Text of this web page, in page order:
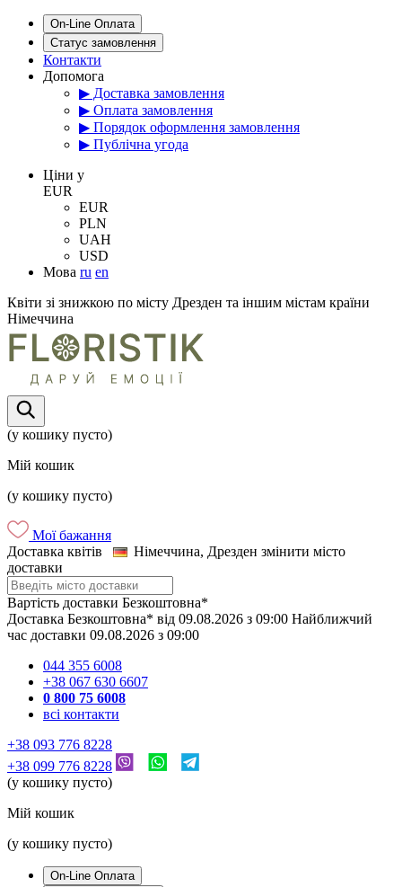
On-Line Оплата
Статус замовлення
Контакти
Допомога
▶ Доставка замовлення
▶ Оплата замовлення
▶ Порядок оформлення замовлення
▶ Публічна угода
Цiни у
EUR
EUR
PLN
UAH
USD
Мова ru en
Квіти зі знижкою по місту Дрезден та іншим містам країни
Німеччина
(у кошику пусто)
Мій кошик
(у кошику пусто)
Мої бажання
Доставка квітів
Німеччина, Дрезден змінити місто
доставки
Вартість доставки Безкоштовна*
Доставка Безкоштовна* від 09.08.2026 з 09:00 Найближчий
час доставки 09.08.2026 з 09:00
044 355 6008
+38 067 630 6607
0 800 75 6008
всі контакти
+38 093 776 8228
+38 099 776 8228
(у кошику пусто)
Мій кошик
(у кошику пусто)
On-Line Оплата